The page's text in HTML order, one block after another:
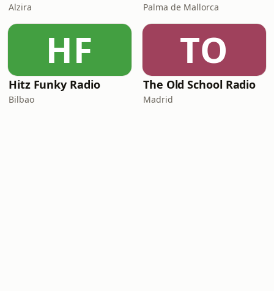
Alzira Palma de Mallorca
HF
Hitz Funky Radio
Bilbao
TO
The Old School Radio
Madrid